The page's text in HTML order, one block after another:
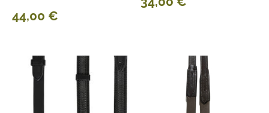
44,00 €